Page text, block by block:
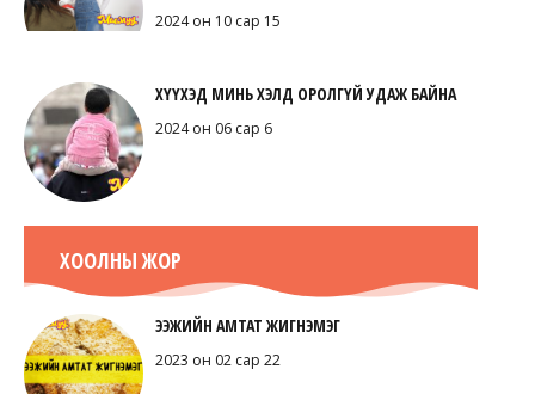
2024 он 10 сар 15
ХҮҮХЭД МИНЬ ХЭЛД ОРОЛГҮЙ УДАЖ БАЙНА
2024 он 06 сар 6
ХООЛНЫ ЖОР
ЭЭЖИЙН АМТАТ ЖИГНЭМЭГ
2023 он 02 сар 22